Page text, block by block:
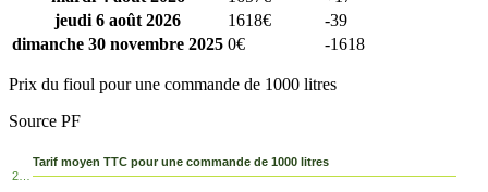
jeudi 6 août 2026
1618€
-39
dimanche 30 novembre 2025 0€ -1618
Prix du fioul pour une commande de 1000 litres
Source PF
Tarif moyen TTC pour une commande de 1000 litres
2…